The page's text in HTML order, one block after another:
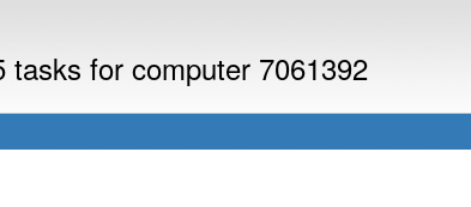
for computer 7061392